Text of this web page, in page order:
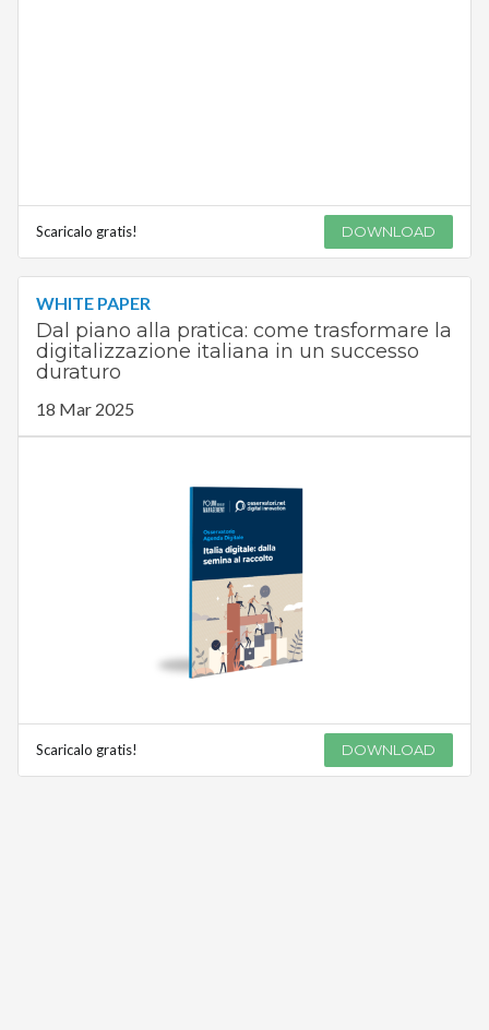
Scaricalo gratis! DOWNLOAD
WHITE PAPER
Dal piano alla pratica: come trasformare la
digitalizzazione italiana in un successo
duraturo
18 Mar 2025
Scaricalo gratis! DOWNLOAD